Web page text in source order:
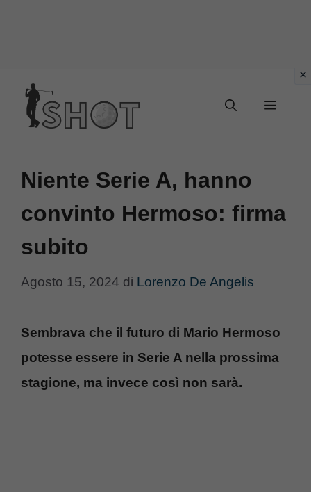
contenuto
Menu
Niente Serie A, hanno
convinto Hermoso: firma
subito
Agosto 15, 2024 di Lorenzo De Angelis
Sembrava che il futuro di Mario Hermoso
potesse essere in Serie A nella prossima
stagione, ma invece così non sarà.